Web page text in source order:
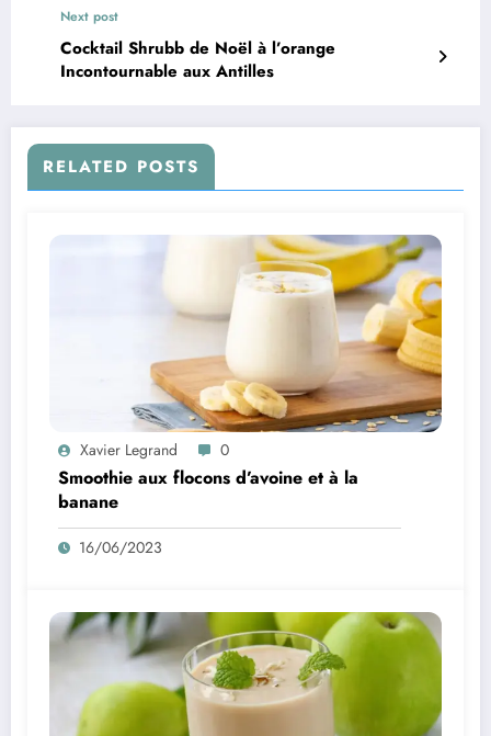
Next post
Cocktail Shrubb de Noël à l’orange
Incontournable aux Antilles
RELATED POSTS
Xavier Legrand 0
Smoothie aux flocons d’avoine et à la
banane
16/06/2023